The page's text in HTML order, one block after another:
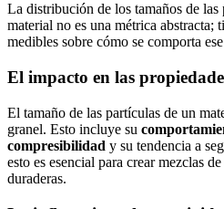
La distribución de los tamaños de
material no es una métrica abstracta;
medibles sobre cómo se comporta
El impacto en las
El tamaño de las partículas de un
granel. Esto incluye su
compresibilidad y su tendencia a
esto es esencial para crear mezclas
duraderas.